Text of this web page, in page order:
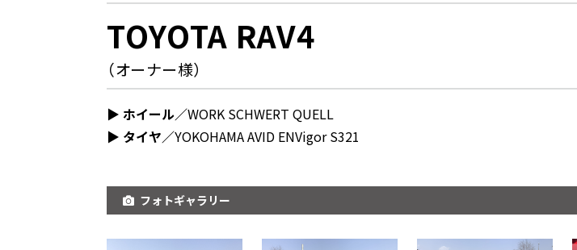
TOYOTA RAV4
（オーナー様）
▶︎ ホイール／WORK SCHWERT QUELL
▶︎ タイヤ／YOKOHAMA AVID ENVigor S321
フォトギャラリー